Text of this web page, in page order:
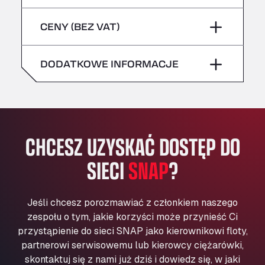
All 4 Trucks
Klaverbladstaat 21, 3560
American Truck Wash
Av. des Etats-Unis 90, 6041
Aut. A4 Salida 288 Pol. Ind. del Guadiel, 23210
AP7 Salida 2, C/ Bassegoda, 4, 17700
Andamur Pamplona
A-15 Salida Imarcoain, 31119
Andamur San Roman II
Aut A1 Exit 385, 01207
Anglia Motel
Washway Road, PE12 8LT
Anpol Sp. z o.o.
Ul. Torunska 147, 85884
sobota –
sobota –
niebezpieczne/ADR
CENY (BEZ VAT)
DODATKOWE INFORMACJE
CHCESZ UZYSKAĆ DOSTĘP DO
SIECISNAP?
Jeśli chcesz porozmawiać z członkiem naszego
zespołu o tym, jakie korzyści może przynieść Ci
przystąpienie do sieci SNAP jako kierownikowi floty,
partnerowi serwisowemu lub kierowcy ciężarówki,
skontaktuj się z nami już dziś i dowiedz się, w jaki